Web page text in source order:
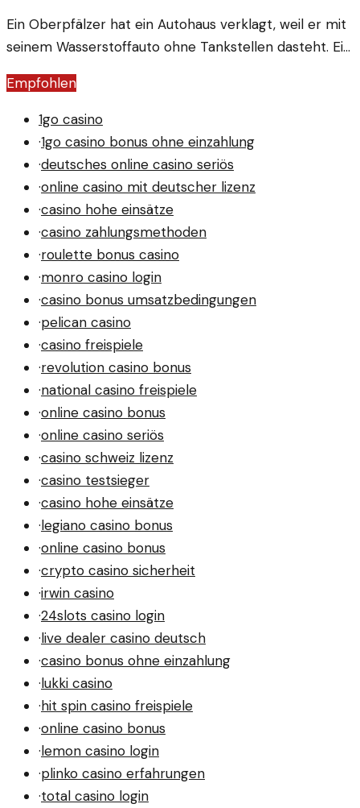
Ein Oberpfälzer hat ein Autohaus verklagt, weil er mit
seinem Wasserstoffauto ohne Tankstellen dasteht. Ein
Empfohlen
1go casino
·1go casino bonus ohne einzahlung
·deutsches online casino seriös
·online casino mit deutscher lizenz
·casino hohe einsätze
·casino zahlungsmethoden
·roulette bonus casino
·monro casino login
·casino bonus umsatzbedingungen
·pelican casino
·casino freispiele
·revolution casino bonus
·national casino freispiele
·online casino bonus
·online casino seriös
·casino schweiz lizenz
·casino testsieger
·casino hohe einsätze
·legiano casino bonus
·online casino bonus
·crypto casino sicherheit
·irwin casino
·24slots casino login
·live dealer casino deutsch
·casino bonus ohne einzahlung
·lukki casino
·hit spin casino freispiele
·online casino bonus
·lemon casino login
·plinko casino erfahrungen
·total casino login